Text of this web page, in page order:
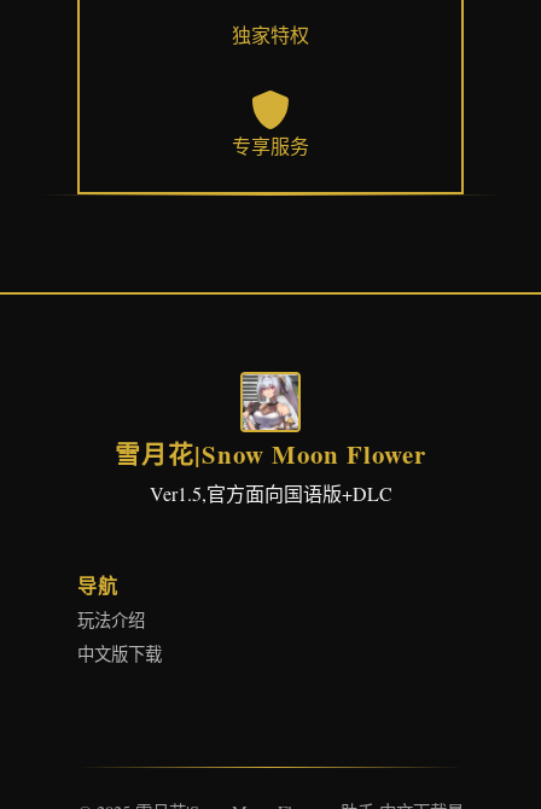
独家特权
专享服务
雪月花|Snow Moon Flower
Ver1.5,官方面向国语版+DLC
导航
玩法介绍
中文版下载